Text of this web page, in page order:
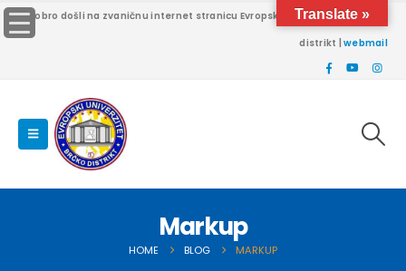
Dobro došli na zvaničnu internet stranicu Evropskog univerziteta Brčko
distrikt |webmail
Markup
HOME BLOG MARKUP
Translate »